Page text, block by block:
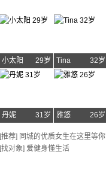
小太阳 29岁 Tina 32岁
丹妮 31岁 雅悠 26岁
[推荐] 同城的优质女生在这里等你
[找对象] 爱健身懂生活